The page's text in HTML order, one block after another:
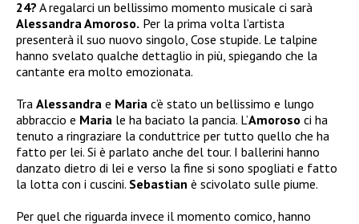
24? A regalarci un bellissimo momento musicale ci sarà
Alessandra Amoroso. Per la prima volta l’artista
presenterà il suo nuovo singolo, Cose stupide. Le talpine
hanno svelato qualche dettaglio in più, spiegando che la
cantante era molto emozionata.
Tra Alessandra e Maria c’è stato un bellissimo e lungo
abbraccio e Maria le ha baciato la pancia. L’Amoroso ci ha
tenuto a ringraziare la conduttrice per tutto quello che ha
fatto per lei. Si è parlato anche del tour. I ballerini hanno
danzato dietro di lei e verso la fine si sono spogliati e fatto
la lotta con i cuscini. Sebastian è scivolato sulle piume.
Per quel che riguarda invece il momento comico, hanno